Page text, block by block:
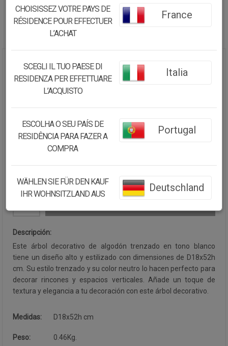
ÁRBOL DECORATIVO DE ALGODÓN
TRENZADO BLANCO D18X52
Disponibilidad: Disponible
Descripción:
Este árbol decorativo de algodón trenzado en tono blanco
tiene un diseño alto y estilizado con dimensiones de D18x52h
cm. Su estilo trenzado y su color neutro lo hacen perfecto para
decorar rincones y espacios verticales. Añade un toque de
textura y elegancia a tu decoración con este árbol decorativo.
Medidas: D18x52h cm
Peso: 0.46Kg.
CHOISISSEZ VOTRE PAYS DE
RÉSIDENCE POUR EFFECTUER
L’ACHAT
France
SCEGLI IL TUO PAESE DI
RESIDENZA PER EFFETTUARE
L’ACQUISTO
Italia
ESCOLHA O SEU PAÍS DE
RESIDÊNCIA PARA FAZER A
COMPRA
Portugal
WÄHLEN SIE FÜR DEN KAUF
IHR WOHNSITZLAND AUS
Deutschland